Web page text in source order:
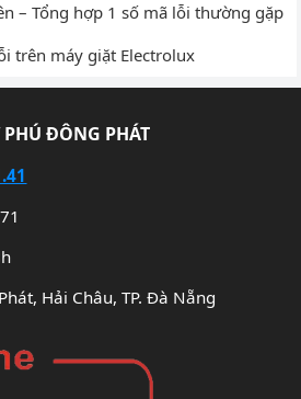
– Tổng hợp 1 số mã lỗi thường gặp
trên máy giặt Electrolux
ĐÔNG PHÁT
Hải Châu, TP. Đà Nẵng